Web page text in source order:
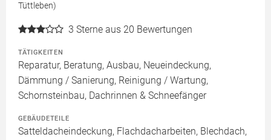
Tüttleben)
3 Sterne aus 20 Bewertungen
TÄTIGKEITEN
Reparatur, Beratung, Ausbau, Neueindeckung,
Dämmung / Sanierung, Reinigung / Wartung,
Schornsteinbau, Dachrinnen & Schneefänger
GEBÄUDETEILE
Satteldacheindeckung, Flachdacharbeiten, Blechdach,